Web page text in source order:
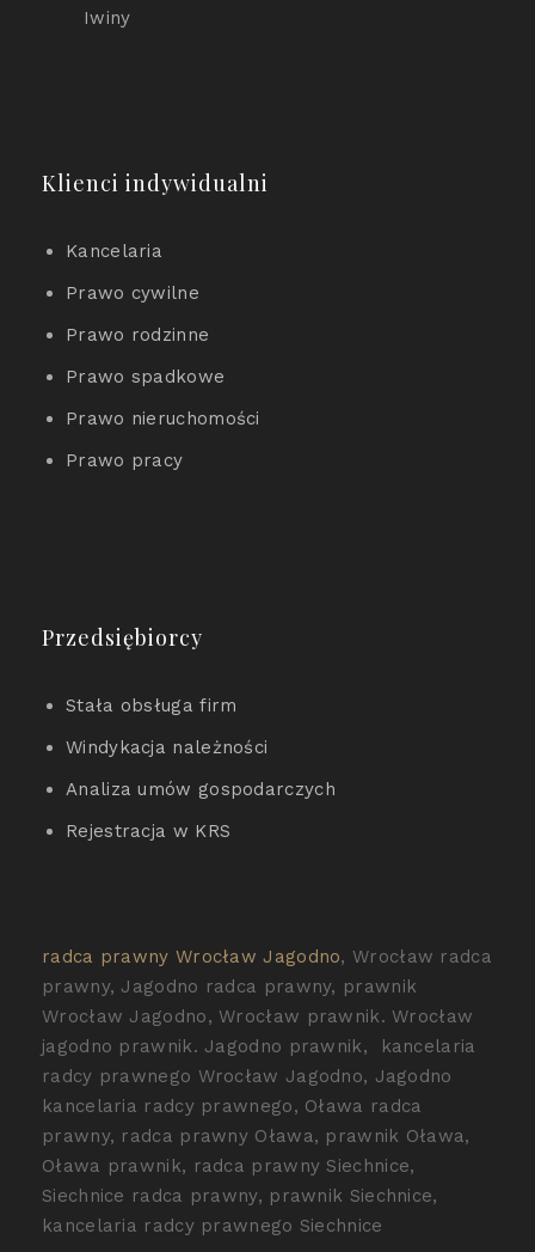
Iwiny
Klienci indywidualni
Kancelaria
Prawo cywilne
Prawo rodzinne
Prawo spadkowe
Prawo nieruchomości
Prawo pracy
Przedsiębiorcy
Stała obsługa firm
Windykacja należności
Analiza umów gospodarczych
Rejestracja w KRS
radca prawny Wrocław Jagodno, Wrocław radca
prawny, Jagodno radca prawny, prawnik
Wrocław Jagodno, Wrocław prawnik. Wrocław
jagodno prawnik. Jagodno prawnik, kancelaria
radcy prawnego Wrocław Jagodno, Jagodno
kancelaria radcy prawnego, Oława radca
prawny, radca prawny Oława, prawnik Oława,
Oława prawnik, radca prawny Siechnice,
Siechnice radca prawny, prawnik Siechnice,
kancelaria radcy prawnego Siechnice